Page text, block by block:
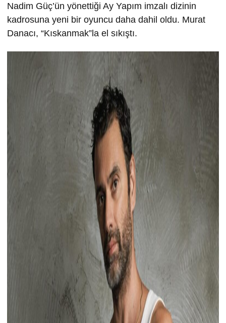
Nadim Güç’ün yönettiği Ay Yapım imzalı dizinin
kadrosuna yeni bir oyuncu daha dahil oldu. Murat
Danacı, “Kıskanmak”la el sıkıştı.